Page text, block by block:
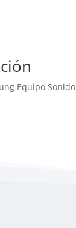
Equipo Sonido